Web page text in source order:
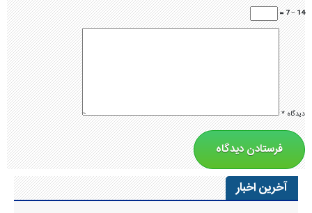
14 − 7 =
دیدگاه*
آخرین اخبار